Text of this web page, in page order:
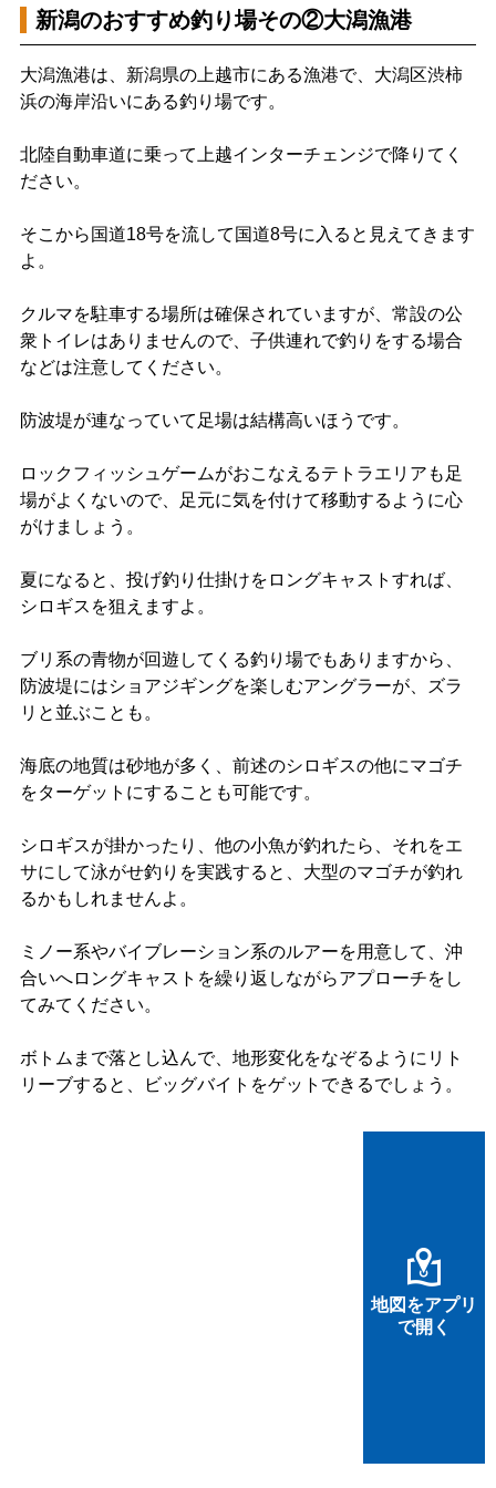
新潟のおすすめ釣り場その②大潟漁港
大潟漁港は、新潟県の上越市にある漁港で、大潟区渋柿
浜の海岸沿いにある釣り場です。
北陸自動車道に乗って上越インターチェンジで降りてく
ださい。
そこから国道18号を流して国道8号に入ると見えてきます
よ。
クルマを駐車する場所は確保されていますが、常設の公
衆トイレはありませんので、子供連れで釣りをする場合
などは注意してください。
防波堤が連なっていて足場は結構高いほうです。
ロックフィッシュゲームがおこなえるテトラエリアも足
場がよくないので、足元に気を付けて移動するように心
がけましょう。
夏になると、投げ釣り仕掛けをロングキャストすれば、
シロギスを狙えますよ。
ブリ系の青物が回遊してくる釣り場でもありますから、
防波堤にはショアジギングを楽しむアングラーが、ズラ
リと並ぶことも。
海底の地質は砂地が多く、前述のシロギスの他にマゴチ
をターゲットにすることも可能です。
シロギスが掛かったり、他の小魚が釣れたら、それをエ
サにして泳がせ釣りを実践すると、大型のマゴチが釣れ
るかもしれませんよ。
ミノー系やバイブレーション系のルアーを用意して、沖
合いへロングキャストを繰り返しながらアプローチをし
てみてください。
ボトムまで落とし込んで、地形変化をなぞるようにリト
リーブすると、ビッグバイトをゲットできるでしょう。
地図をアプリ
で開く